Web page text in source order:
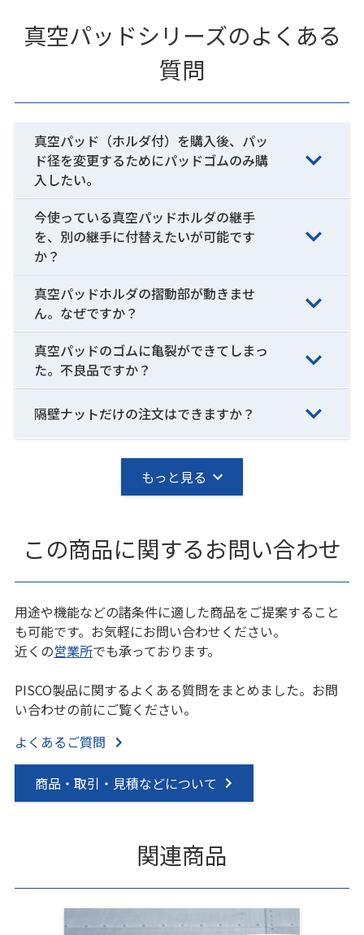
真空パッドシリーズのよくある
質問
真空パッド（ホルダ付）を購入後、パッ
ド径を変更するためにパッドゴムのみ購
入したい。
今使っている真空パッドホルダの継手
を、別の継手に付替えたいが可能です
か？
真空パッドホルダの摺動部が動きませ
ん。なぜですか？
真空パッドのゴムに亀裂ができてしまっ
た。不良品ですか？
隔壁ナットだけの注文はできますか？
もっと見る
この商品に関するお問い合わせ
用途や機能などの諸条件に適した商品をご提案すること
も可能です。お気軽にお問い合わせください。
近くの営業所でも承っております。
PISCO製品に関するよくある質問をまとめました。お問
い合わせの前にご覧ください。
よくあるご質問
商品・取引・見積などについて
関連商品